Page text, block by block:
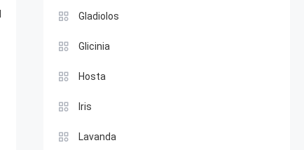
Gladiolos
Glicinia
Hosta
Iris
Lavanda